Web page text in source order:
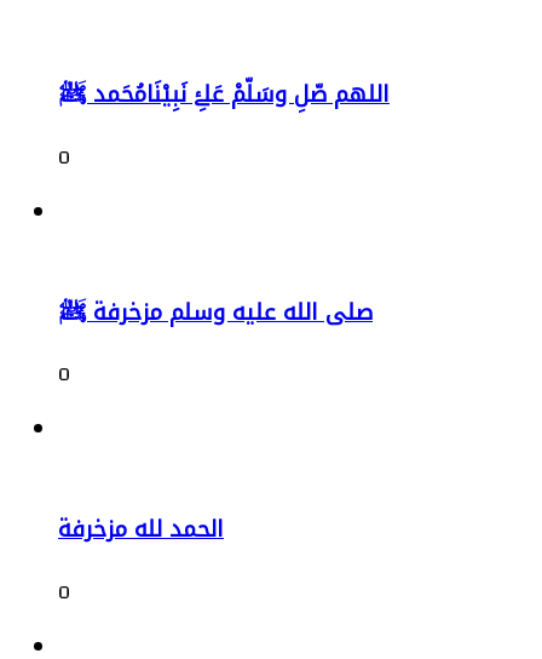
اللهم صّلِ وسَلّمْ عَلۓِ نَبِيْنَامُحَمد ﷺ
0
صلى الله عليه وسلم مزخرفة ﷺ
0
الحمد لله مزخرفة
0